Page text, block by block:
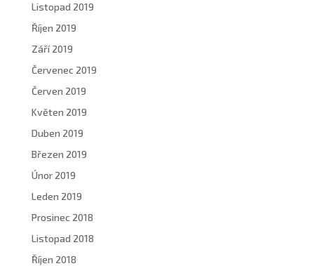
Listopad 2019
Říjen 2019
Září 2019
Červenec 2019
Červen 2019
Květen 2019
Duben 2019
Březen 2019
Únor 2019
Leden 2019
Prosinec 2018
Listopad 2018
Říjen 2018